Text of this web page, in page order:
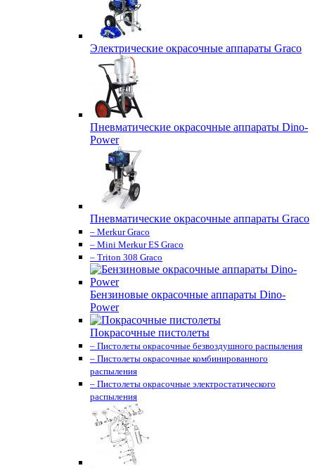
Электрические окрасочные аппараты Graco
Пневматические окрасочные аппараты Dino-
Power
Пневматические окрасочные аппараты Graco
– Merkur Graco
– Mini Merkur ES Graco
– Triton 308 Graco
Бензиновые окрасочные аппараты Dino-
Power
Покрасочные пистолеты
– Пистолеты окрасочные безвоздушного распыления
– Пистолеты окрасочные комбинированного
распыления
– Пистолеты окрасочные электростатического
распыления